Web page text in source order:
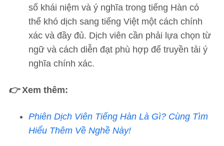
số khái niệm và ý nghĩa trong tiếng Hàn có
thể khó dịch sang tiếng Việt một cách chính
xác và đầy đủ. Dịch viên cần phải lựa chọn từ
ngữ và cách diễn đạt phù hợp để truyền tải ý
nghĩa chính xác.
👉Xem thêm:
Phiên Dịch Viên Tiếng Hàn Là Gì? Cùng Tìm
Hiểu Thêm Về Nghề Này!